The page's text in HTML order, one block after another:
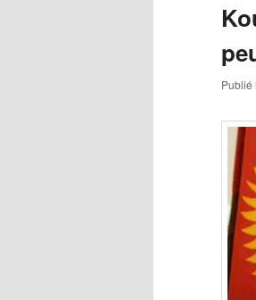
Publié